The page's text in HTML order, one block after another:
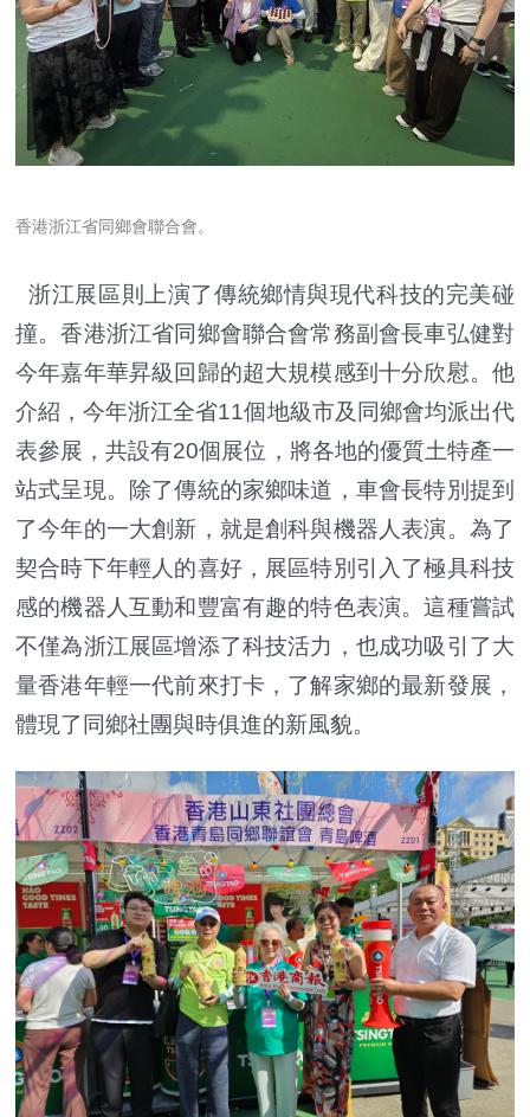
香港浙江省同鄉會聯合會。
浙江展區則上演了傳統鄉情與現代科技的完美碰
撞。香港浙江省同鄉會聯合會常務副會長車弘健對
今年嘉年華昇級回歸的超大規模感到十分欣慰。他
介紹，今年浙江全省11個地級市及同鄉會均派出代
表參展，共設有20個展位，將各地的優質土特產一
站式呈現。除了傳統的家鄉味道，車會長特別提到
了今年的一大創新，就是創科與機器人表演。為了
契合時下年輕人的喜好，展區特別引入了極具科技
感的機器人互動和豐富有趣的特色表演。這種嘗試
不僅為浙江展區增添了科技活力，也成功吸引了大
量香港年輕一代前來打卡，了解家鄉的最新發展，
體現了同鄉社團與時俱進的新風貌。